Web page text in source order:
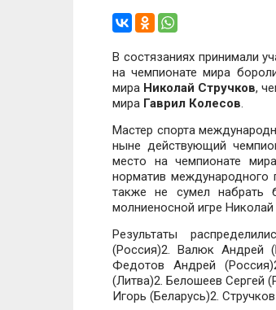
В состязаниях принимали
на чемпионате мира
мира Николай Стручков,
мира Гаврил Колесов.
Мастер спорта
ныне действующий
место на чемпионате
норматив
также не сумел набрать
молниеносной игре
Результаты
(Россия)2. Валюк Андрей
Федотов Андрей
(Литва)2. Белошеев Сергей
Игорь (Беларусь)2.